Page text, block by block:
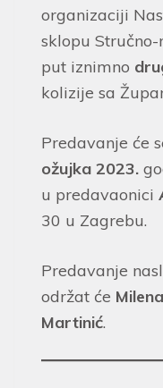
organizaciji
sklopu
put iznimno
kolizije sa
Predavanje će
ožujka 2023.
u predavaonici
30 u Zagrebu.
Predavanje
održat će
Martinić.